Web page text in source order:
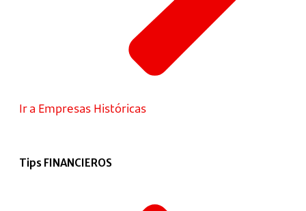
Ir a Empresas Históricas
Tips FINANCIEROS